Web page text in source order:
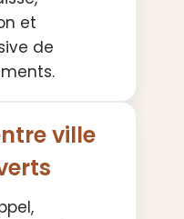
et
de
ville